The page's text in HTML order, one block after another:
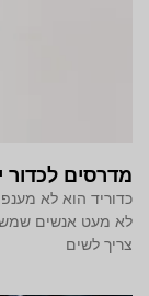
מדרסים לכדור
כדוריד הוא לא
לא מעט אנשים
צריך לשים